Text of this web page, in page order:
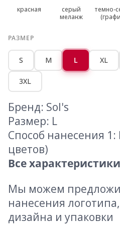
красная
серый
меланж
темно-
РАЗМЕР
S M L XL
3XL
Бренд: Sol's
Размер: L
Способ нанесения
цветов)
Все
Мы можем
нанесения
дизайна и упаковки